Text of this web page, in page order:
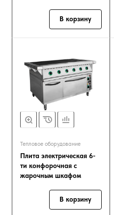
В корзину
Тепловое оборудование
Плита электрическая 6-
ти конфорочная с
жарочным шкафом
В корзину